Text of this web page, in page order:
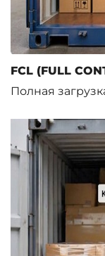
FCL (FULL
Полная